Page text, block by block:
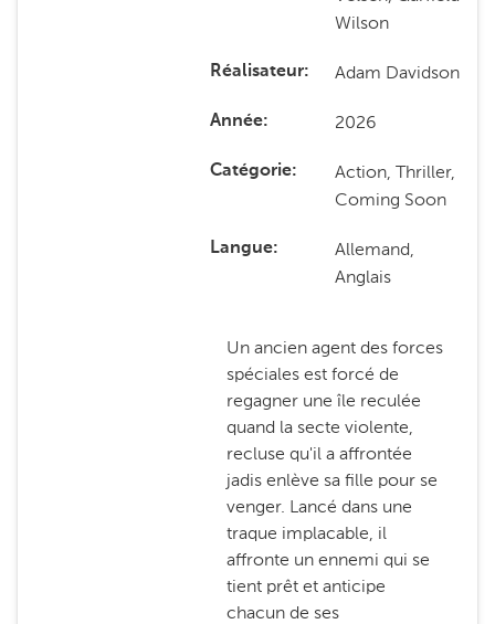
Wilson
Réalisateur Adam Davidson
Année 2026
Catégorie
Action, Thriller,
Coming Soon
Langue
Allemand,
Anglais
Un ancien agent des forces
spéciales est forcé de
regagner une île reculée
quand la secte violente,
recluse qu'il a affrontée
jadis enlève sa fille pour se
venger. Lancé dans une
traque implacable, il
affronte un ennemi qui se
tient prêt et anticipe
chacun de ses